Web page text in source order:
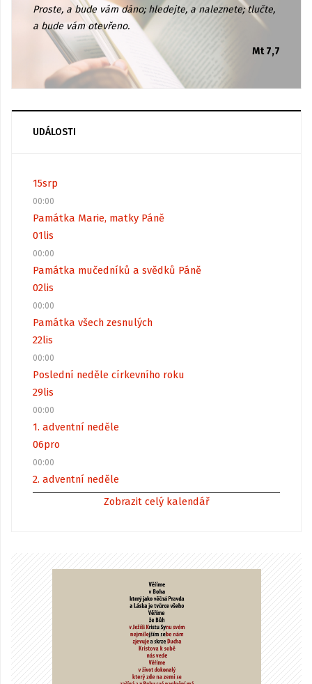
Proste, a bude vám dáno; hledejte, a naleznete; tlučte,
a bude vám otevřeno.
Mt 7,7
UDÁLOSTI
15srp
00:00
Památka Marie, matky Páně
01lis
00:00
Památka mučedníků a svědků Páně
02lis
00:00
Památka všech zesnulých
22lis
00:00
Poslední neděle církevního roku
29lis
00:00
1. adventní neděle
06pro
00:00
2. adventní neděle
Zobrazit celý kalendář